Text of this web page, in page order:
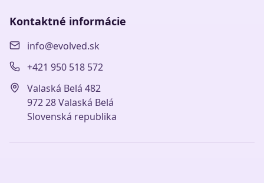
Kontaktné informácie
info@evolved.sk
+421 950 518 572
Valaská Belá 482
972 28 Valaská Belá
Slovenská republika